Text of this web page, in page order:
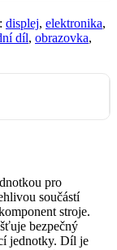
displej, elektronika,
díl, obrazovka,
pro
součástí
stroje.
bezpečný
jednotky. Díl je